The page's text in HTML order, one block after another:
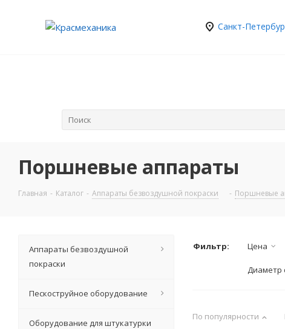
Санкт-
Поршневые аппараты
Главная - Каталог - Аппараты безвоздушной покраски - Поршневые
Фильтр: Цена
Диаметр
По популярности
Аппараты безвоздушной
покраски
Пескоструйное оборудование
Оборудование для штукатурки